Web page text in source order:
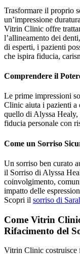
Trasformare il proprio
un’impressione
Vitrin Clinic offre
l’allineamento dei
di esperti, i pazienti
che ispira fiducia,
Comprendere il
Le prime impressioni
Clinic aiuta i pazienti a
quello di Alyssa
fiducia personale con
Come un Sorriso
Un sorriso ben curato
il Sorriso di Alyssa
coinvolgimento,
impatto delle
Scopri il sorriso di
Come Vitrin
Rifacimento del
Vitrin Clinic costruisce